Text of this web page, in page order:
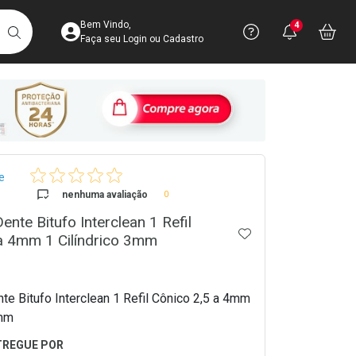
BUSCARAcesse sua Conta
Bem Vindo,
Faça seu Login ou Cadastro
Precisa
Ver Recursos
Você
4
nenhuma avaliação 0
Bitufo Interclean 1 Refil
4mm 1 Cilíndrico 3mm
ADICIONAR AOS
Bitufo Interclean 1 Refil Cônico 2,5 a 4mm